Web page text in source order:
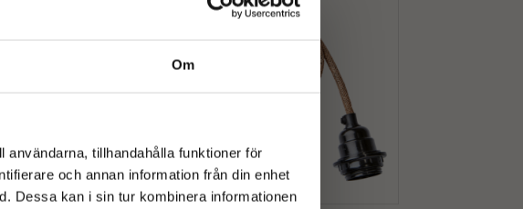
Om
tillhandahålla funktioner för
och annan information från din enhet
Dessa kan i sin tur kombinera informationen
val längst upp